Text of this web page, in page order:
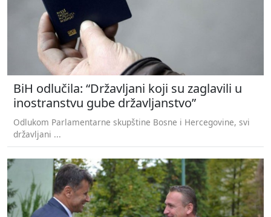
BiH odlučila: “Državljani koji su zaglavili u
inostranstvu gube državljanstvo”
Odlukom Parlamentarne skupštine Bosne i Hercegovine, svi
državljani ...